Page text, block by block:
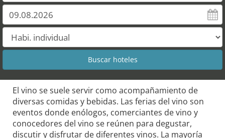
El vino se suele servir como acompañamiento de
diversas comidas y bebidas. Las ferias del vino son
eventos donde enólogos, comerciantes de vino y
conocedores del vino se reúnen para degustar,
discutir y disfrutar de diferentes vinos. La mayoría